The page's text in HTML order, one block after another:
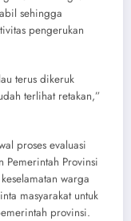
sehingga
pengerukan
terus dikeruk
terlihat retakan,”
proses evaluasi
Pemerintah Provinsi
warga
masyarakat untuk
provinsi.